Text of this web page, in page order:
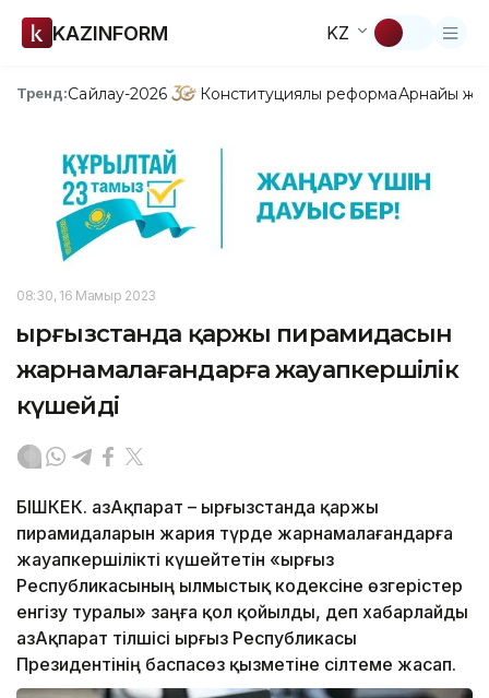
KAZINFORM KZ
Тренд:Сайлау-2026 Конституциялық реформаАрнайы
08:30, 16 Мамыр 2023
Қырғызстанда қаржы пирамидасын
жарнамалағандарға жауапкершілік
күшейді
БІШКЕК. ҚазАқпарат – Қырғызстанда қаржы
пирамидаларын жария түрде жарнамалағандарға
жауапкершілікті күшейтетін «Қырғыз
Республикасының Қылмыстық кодексіне өзгерістер
енгізу туралы» заңға қол қойылды, деп хабарлайды
ҚазАқпарат тілшісі Қырғыз Республикасы
Президентінің баспасөз қызметіне сілтеме жасап.